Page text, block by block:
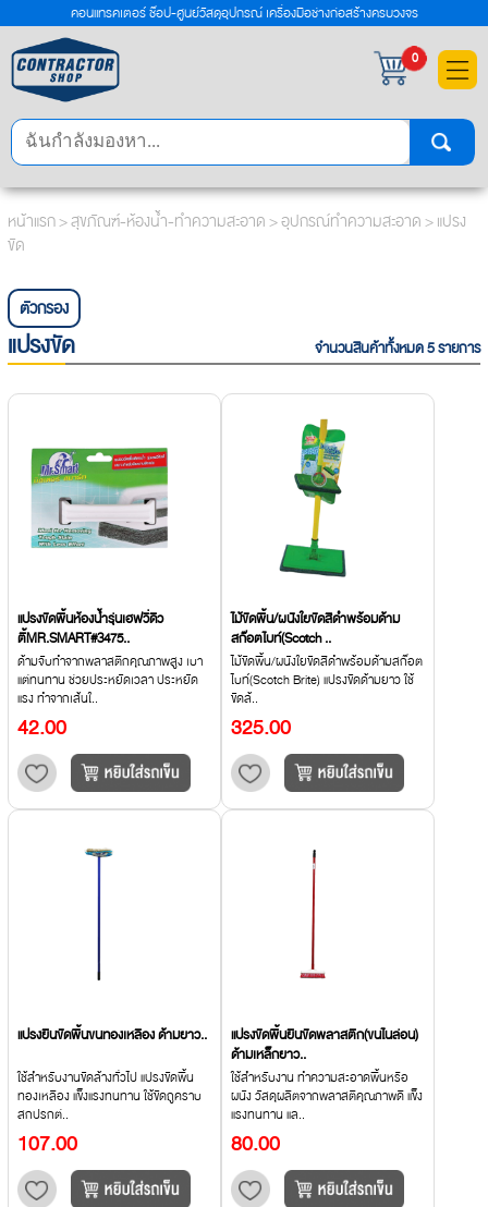
×
คอนแทรคเตอร์ ช๊อป-ศูนย์วัสดุอุปกรณ์ เครื่องมือช่างก่อสร้างครบวงจร
0
หน้าแรก>สุขภัณฑ์-ห้องน้ำ-ทำความสะอาด>อุปกรณ์ทำความสะอาด> แปรง
ขัด
ตัวกรอง
แปรงขัด จำนวนสินค้าทั้งหมด 5 รายการ
แปรงขัดพื้นห้องน้ำรุ่นเฮฟวี่ดิว
ตี้MR.SMART#3475..
ด้ามจับทำจากพลาสติกคุณภาพสูง เบา
แต่ทนทาน ช่วยประหยัดเวลา ประหยัด
แรง ทำจากเส้นใ..
42.00
ไม้ขัดพื้น/ผนังใยขัดสีดำพร้อมด้าม
สก๊อตไบท์(Scotch ..
ไม้ขัดพื้น/ผนังใยขัดสีดำพร้อมด้ามสก๊อต
ไบท์(Scotch Brite) แปรงขัดด้ามยาว ใช้
ขัดล้..
325.00
แปรงยืนขัดพื้นขนทองเหลือง ด้ามยาว..
ใช้สำหรับงานขัดล้างทั่วไป แปรงขัดพื้น
ทองเหลือง แข็งแรงทนทาน ใช้ขัดถูคราบ
สกปรกต่..
107.00
แปรงขัดพื้นยืนขัดพลาสติก(ขนไนล่อน)
ด้ามเหล็กยาว..
ใช้สำหรับงาน ทำความสะอาดพื้นหรือ
ผนัง วัสดุผลิตจากพลาสติคุณภาพดี แข็ง
แรงทนทาน แล..
80.00